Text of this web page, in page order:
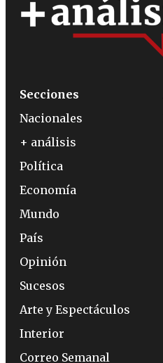
Secciones
Nacionales
+ análisis
Política
Economía
Mundo
País
Opinión
Sucesos
Arte y Espectáculos
Interior
Correo Semanal